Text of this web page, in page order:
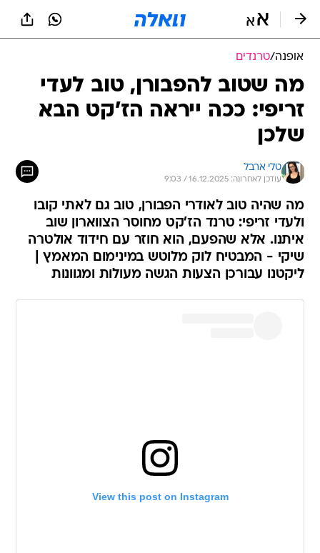
אופנה/טרנדים
מה שטוב להפבורן, טוב לעדי
זריפי: ככה ייראה הז'קט הבא
שלכן
טלי ארבל
עודכן לאחרונה: 16.12.2025 / 9:03
מה שהיה טוב לאודרי הפבורן, טוב גם לאתי קובו
ולעדי זריפי: טרנד הז'קט מחוסר הצווארון שוב
איתנו. אלא שהפעם, הוא חוזר עם חידוד אולטרה
שיקי - המבטיח לוק מלוטש במינימום המאמץ |
ליקטנו עבורכן הצעות הגשה מעולות ומגוונות
View this post on Instagram